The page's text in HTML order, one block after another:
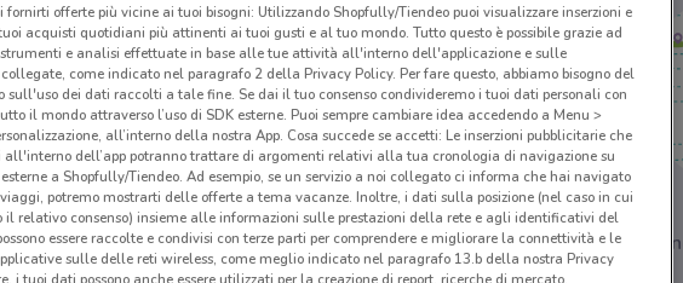
volantini nella tua zona. Riprova più tardi. Non ci
fornirti offerte più vicine ai tuoi bisogni: Utilizzando Shopfully/Tiendeo puoi visualizzare inserzioni e
acquisti quotidiani più attinenti ai tuoi gusti e al tuo mondo. Tutto questo è possibile grazie ad
e analisi effettuate in base alle tue attività all'interno dell'applicazione e sulle
come indicato nel paragrafo 2 della Privacy Policy. Per fare questo, abbiamo bisogno del
sull'uso dei dati raccolti a tale fine. Se dai il tuo consenso condivideremo i tuoi dati personali con
il mondo attraverso l’uso di SDK esterne. Puoi sempre cambiare idea accedendo a Menu >
all’interno della nostra App. Cosa succede se accetti: Le inserzioni pubblicitarie che
all'interno dell’app potranno trattare di argomenti relativi alla tua cronologia di navigazione su
a Shopfully/Tiendeo. Ad esempio, se un servizio a noi collegato ci informa che hai navigato
potremo mostrarti delle offerte a tema vacanze. Inoltre, i dati sulla posizione (nel caso in cui
il relativo consenso) insieme alle informazioni sulle prestazioni della rete e agli identificativi del
essere raccolte e condivisi con terze parti per comprendere e migliorare la connettività e le
sulle delle reti wireless, come meglio indicato nel paragrafo 13.b della nostra Privacy
i tuoi dati possono anche essere utilizzati per la creazione di report, ricerche di mercato,